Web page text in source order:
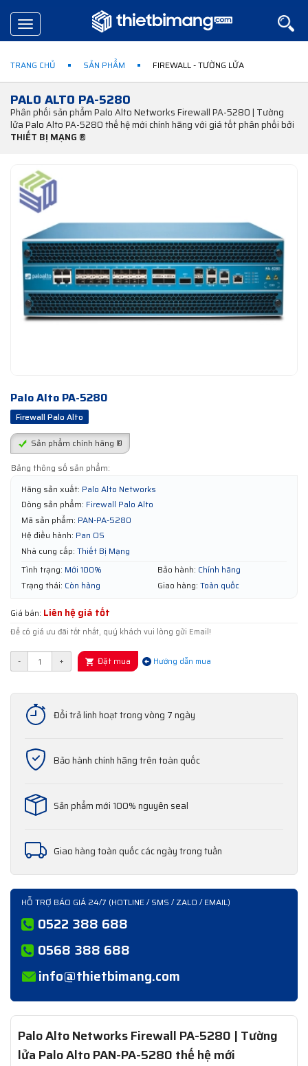
Toggle
navigation
TRANG CHỦ SẢN PHẨM FIREWALL - TƯỜNG LỬA
PALO ALTO PA-5280
Phân phối sản phẩm Palo Alto Networks Firewall PA-5280 | Tường
lửa Palo Alto PA-5280 thế hệ mới chính hãng với giá tốt phân phối bởi
THIẾT BỊ MẠNG ®
Palo Alto PA-5280
Firewall Palo Alto
Sản phẩm chính hãng ®
Bảng thông số sản phẩm:
Hãng sản xuất: Palo Alto Networks
Dòng sản phẩm: Firewall Palo Alto
Mã sản phẩm: PAN-PA-5280
Hệ điều hành: Pan OS
Nhà cung cấp: Thiết Bị Mạng
Tình trạng: Mới 100% Bảo hành: Chính hãng
Trạng thái: Còn hàng Giao hàng: Toàn quốc
Giá bán: Liên hệ giá tốt
Để có giá ưu đãi tốt nhất, quý khách vui lòng gửi Email!
- + Đặt mua Hướng dẫn mua
Đổi trả linh hoạt trong vòng 7 ngày
Bảo hành chính hãng trên toàn quốc
Sản phẩm mới 100% nguyên seal
Giao hàng toàn quốc các ngày trong tuần
HỖ TRỢ BÁO GIÁ 24/7 (HOTLINE / SMS / ZALO / EMAIL)
0522 388 688
0568 388 688
info@thietbimang.com
Palo Alto Networks Firewall PA-5280 | Tường
lửa Palo Alto PAN-PA-5280 thế hệ mới